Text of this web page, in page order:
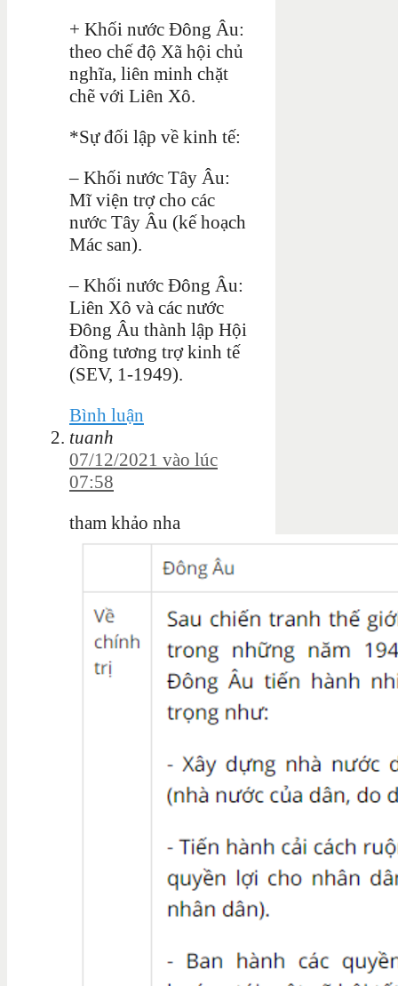
+ Khối nước Đông Âu:
theo chế độ Xã hội chủ
nghĩa, liên minh chặt
chẽ với Liên Xô.
*Sự đối lập về kinh tế:
– Khối nước Tây Âu:
Mĩ viện trợ cho các
nước Tây Âu (kế hoạch
Mác san).
– Khối nước Đông Âu:
Liên Xô và các nước
Đông Âu thành lập Hội
đồng tương trợ kinh tế
(SEV, 1-1949).
Bình luận
tuanh
07/12/2021 vào lúc
07:58
tham khảo nha